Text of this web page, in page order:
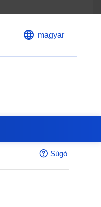
magyar
Súgó